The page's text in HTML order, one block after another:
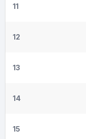
11
12
13
14
15